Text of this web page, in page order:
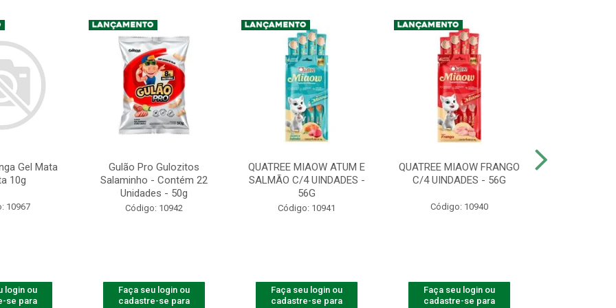
Gel Mata
10g
10967
login ou
se para
Gulão Pro Gulozitos
Salaminho - Contém 22
Unidades - 50g
Código: 10942
Faça seu login ou
cadastre-se para
QUATREE MIAOW ATUM E
SALMÃO C/4 UINDADES -
56G
Código: 10941
Faça seu login ou
cadastre-se para
QUATREE MIAOW FRANGO
C/4 UINDADES - 56G
Código: 10940
Faça seu login ou
cadastre-se para